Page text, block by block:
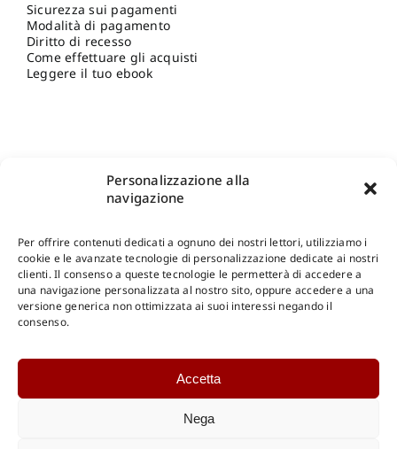
Personalizzazione alla
navigazione
Per offrire contenuti dedicati a ognuno dei nostri lettori, utilizziamo i
cookie e le avanzate tecnologie di personalizzazione dedicate ai nostri
clienti. Il consenso a queste tecnologie le permetterà di accedere a
una navigazione personalizzata al nostro sito, oppure accedere a una
versione generica non ottimizzata ai suoi interessi negando il
consenso.
Accetta
Nega
Sicurezza sui pagamenti
Modalità di pagamento
Diritto di recesso
Come effettuare gli acquisti
Leggere il tuo ebook
Shop Gangemi Editore-Pagamenti Sicuri e anche Rateali
Catalogo Online
Catalogo Internazionale